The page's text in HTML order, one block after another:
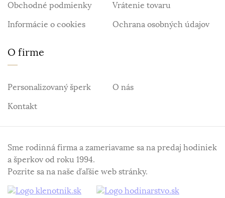
Obchodné podmienky
Vrátenie tovaru
Informácie o cookies
Ochrana osobných údajov
O firme
Personalizovaný šperk
O nás
Kontakt
Sme rodinná firma a zameriavame sa na predaj hodiniek
a šperkov od roku 1994.
Pozrite sa na naše ďaľšie web stránky.